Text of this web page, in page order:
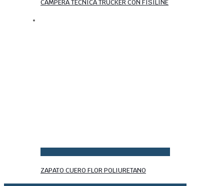
CAMPERA TÉCNICA TRUCKER CON FISILINE
ZAPATO CUERO FLOR POLIURETANO